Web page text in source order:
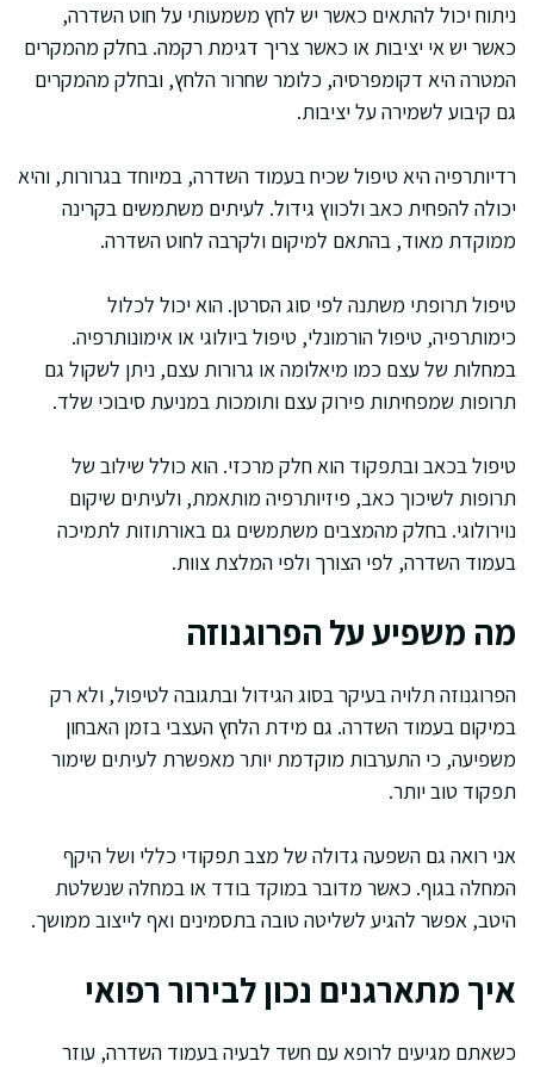
ניתוח יכול להתאים כאשר יש לחץ משמעותי על חוט השדרה,
כאשר יש אי יציבות או כאשר צריך דגימת רקמה. בחלק מהמקרים
המטרה היא דקומפרסיה, כלומר שחרור הלחץ, ובחלק מהמקרים
גם קיבוע לשמירה על יציבות.
רדיותרפיה היא טיפול שכיח בעמוד השדרה, במיוחד בגרורות, והיא
יכולה להפחית כאב ולכווץ גידול. לעיתים משתמשים בקרינה
ממוקדת מאוד, בהתאם למיקום ולקרבה לחוט השדרה.
טיפול תרופתי משתנה לפי סוג הסרטן. הוא יכול לכלול
כימותרפיה, טיפול הורמונלי, טיפול ביולוגי או אימונותרפיה.
במחלות של עצם כמו מיאלומה או גרורות עצם, ניתן לשקול גם
תרופות שמפחיתות פירוק עצם ותומכות במניעת סיבוכי שלד.
טיפול בכאב ובתפקוד הוא חלק מרכזי. הוא כולל שילוב של
תרופות לשיכוך כאב, פיזיותרפיה מותאמת, ולעיתים שיקום
נוירולוגי. בחלק מהמצבים משתמשים גם באורתוזות לתמיכה
בעמוד השדרה, לפי הצורך ולפי המלצת צוות.
מה משפיע על הפרוגנוזה
הפרוגנוזה תלויה בעיקר בסוג הגידול ובתגובה לטיפול, ולא רק
במיקום בעמוד השדרה. גם מידת הלחץ העצבי בזמן האבחון
משפיעה, כי התערבות מוקדמת יותר מאפשרת לעיתים שימור
תפקוד טוב יותר.
אני רואה גם השפעה גדולה של מצב תפקודי כללי ושל היקף
המחלה בגוף. כאשר מדובר במוקד בודד או במחלה שנשלטת
היטב, אפשר להגיע לשליטה טובה בתסמינים ואף לייצוב ממושך.
איך מתארגנים נכון לבירור רפואי
כשאתם מגיעים לרופא עם חשד לבעיה בעמוד השדרה, עוזר